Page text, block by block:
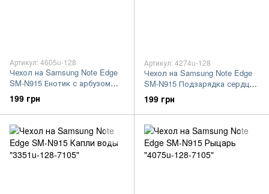
Артикул: 4605u-128
Чехол на Samsung Note Edge
SM-N915 Енотик с арбузом
"4605u-128-7105"
199 грн
Артикул: 4274u-128
Чехол на Samsung Note Edge
SM-N915 Подзарядка сердца
"4274u-128-7105"
199 грн